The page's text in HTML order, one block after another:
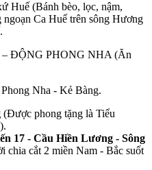
Huế (Bánh bèo, lọc, nậm,
Ca Huế trên sông Hương
ĐỘNG PHONG NHA (Ăn
Nha - Kẻ Bàng.
(Được phong tặng là Tiểu
17 - Cầu Hiền Lương - Sông
chia cắt 2 miền Nam - Bắc suốt